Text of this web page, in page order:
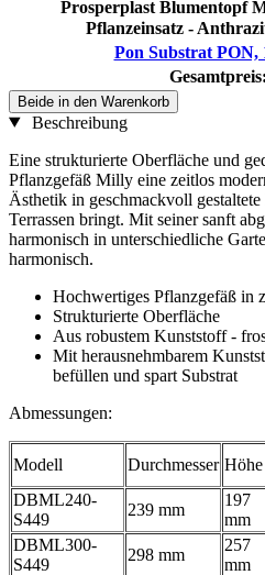
Prosperplast Blumentopf
Pflanzeinsatz -
Pon Substrat PON,
Gesamtpreis:
Beide in den Warenkorb
Beschreibung
Eine strukturierte Oberfläche und
Pflanzgefäß Milly eine zeitlos
Ästhetik in geschmackvoll
Terrassen bringt. Mit seiner sanft
harmonisch in unterschiedliche
harmonisch.
Hochwertiges Pflanzgefäß in
Strukturierte Oberfläche
Aus robustem Kunststoff -
Mit herausnehmbarem
befüllen und spart Substrat
Abmessungen:
Modell Durchmesser Höhe
DBML240-
S449
239 mm
197
mm
DBML300-
S449
298 mm
257
mm